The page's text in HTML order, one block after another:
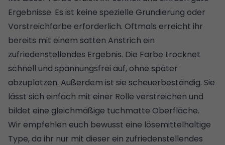
Ergebnisse. Es ist keine spezielle Grundierung oder
Vorstreichfarbe erforderlich. Oftmals erreicht ihr
bereits mit einem satten Anstrich ein
zufriedenstellendes Ergebnis. Die Farbe trocknet
schnell und spannungsfrei auf, ohne später
abzuplatzen. Außerdem ist sie scheuerbeständig. Sie
lässt sich einfach mit einer Rolle verstreichen und
bildet eine gleichmäßige tuchmatte Oberfläche.
Wir empfehlen euch bewusst eine lösemittelhaltige
Type, da ihr nur mit dieser ein zufriedenstellendes